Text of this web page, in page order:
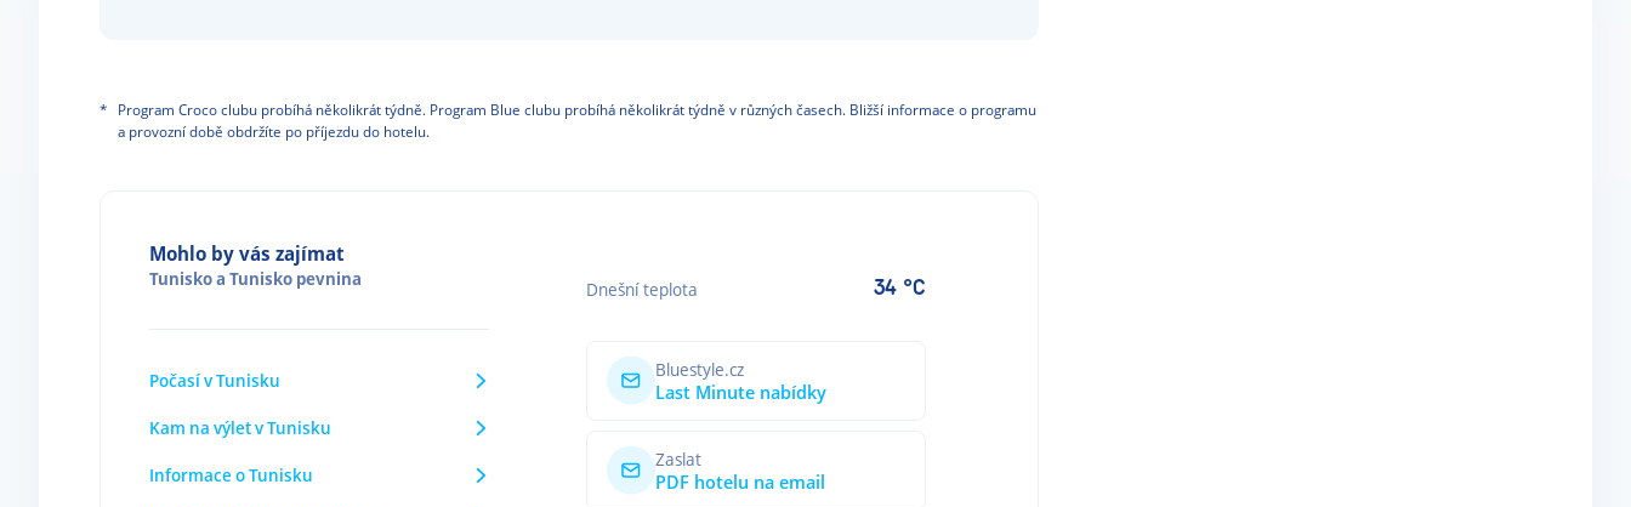
*
Program Croco clubu probíhá několikrát týdně. Program Blue clubu probíhá několikrát týdně v různých časech. Bližší informace o programu
a provozní době obdržíte po příjezdu do hotelu.
Mohlo by vás zajímat
Tuniskoa Tunisko pevnina
Počasí v Tunisku
Kam na výlet v Tunisku
Informace o Tunisku
Dnešní teplota 34 °C
Bluestyle.cz
Last Minute nabídky
Zaslat
PDF hotelu na email